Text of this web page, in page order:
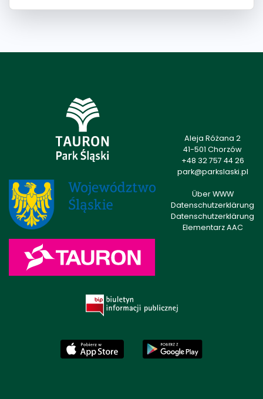
Aleja Różana 2
41-501 Chorzów
+48 32 757 44 26
park@parkslaski.pl
Über WWW
Datenschutzerklärung
Datenschutzerklärung
Elementarz AAC